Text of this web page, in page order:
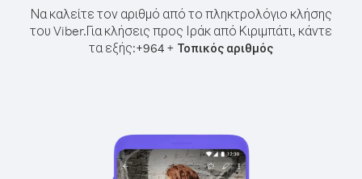
Να καλείτε τον αριθμό από το πληκτρολόγιο κλήσης
του Viber.Για κλήσεις προς Ιράκ από Κιριμπάτι, κάντε
τα εξής:+964 + Τοπικός αριθμός